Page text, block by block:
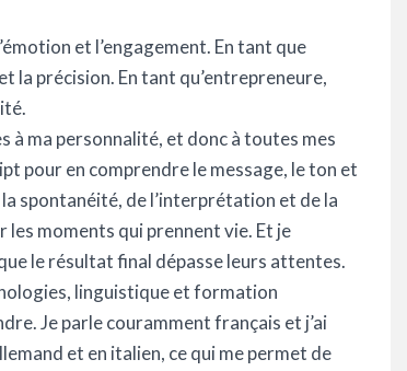
et l’engagement. En tant que
la précision. En tant qu’entrepreneure,
à ma personnalité, et donc à toutes mes
pour en comprendre le message, le ton et
spontanéité, de l’interprétation et de la
moments qui prennent vie. Et je
le résultat final dépasse leurs attentes.
linguistique et formation
Je parle couramment français et j’ai
et en italien, ce qui me permet de